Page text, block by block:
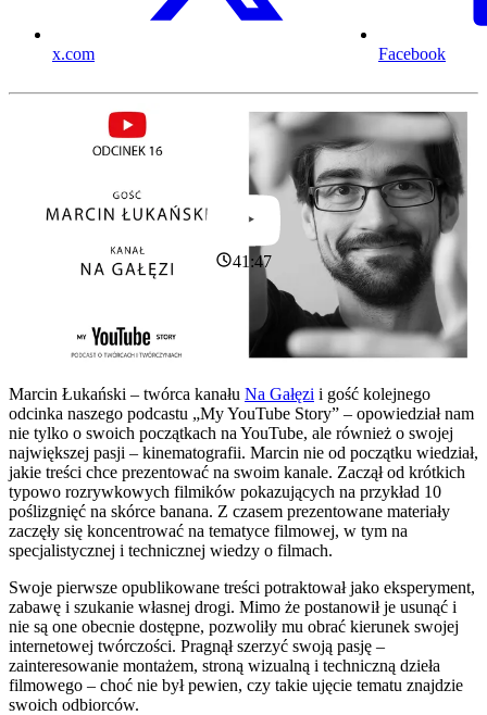
x.com Facebook
41:47
Marcin Łukański – twórca kanału Na Gałęzi i gość kolejnego
odcinka naszego podcastu „My YouTube Story” – opowiedział nam
nie tylko o swoich początkach na YouTube, ale również o swojej
największej pasji – kinematografii. Marcin nie od początku wiedział,
jakie treści chce prezentować na swoim kanale. Zaczął od krótkich
typowo rozrywkowych filmików pokazujących na przykład 10
poślizgnięć na skórce banana. Z czasem prezentowane materiały
zaczęły się koncentrować na tematyce filmowej, w tym na
specjalistycznej i technicznej wiedzy o filmach.
Swoje pierwsze opublikowane treści potraktował jako eksperyment,
zabawę i szukanie własnej drogi. Mimo że postanowił je usunąć i
nie są one obecnie dostępne, pozwoliły mu obrać kierunek swojej
internetowej twórczości. Pragnął szerzyć swoją pasję –
zainteresowanie montażem, stroną wizualną i techniczną dzieła
filmowego – choć nie był pewien, czy takie ujęcie tematu znajdzie
swoich odbiorców.